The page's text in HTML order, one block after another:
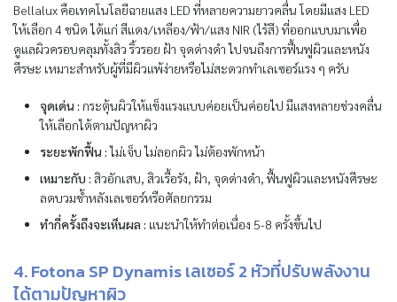
Bellalux คือเทคโนโลยีฉายแสง LED ที่หลายความยาวคลื่น โดยมีแสง LED
ให้เลือก 4 ชนิด ได้แก่ สีแดง/เหลือง/ฟ้า/แสง NIR (ไร้สี) ที่ออกแบบมาเพื่อ
ดูแลผิวครอบคลุมทั้งสิว ริ้วรอย ฝ้า จุดด่างดำ ไปจนถึงการฟื้นฟูผิวและหนัง
ศีรษะ เหมาะสำหรับผู้ที่มีผิวแพ้ง่ายหรือไม่สะดวกทำเลเซอร์แรง ๆ ครับ
จุดเด่น : กระตุ้นผิวให้แข็งแรงแบบค่อยเป็นค่อยไป มีแสงหลายช่วงคลื่น
ให้เลือกได้ตามปัญหาผิว
ระยะพักฟื้น :ไม่เจ็บ ไม่ลอกผิว ไม่ต้องพักหน้า
เหมาะกับ : สิวอักเสบ, สิวเรื้อรัง, ฝ้า, จุดด่างดำ, ฟื้นฟูผิวและหนังศีรษะ
ลดบวมช้ำหลังเลเซอร์หรือศัลยกรรม
ทำกี่ครั้งถึงจะเห็นผล : แนะนำให้ทำต่อเนื่อง 5-8 ครั้งขึ้นไป
4. Fotona SP Dynamis เลเซอร์ 2 หัวที่ปรับพลังงาน
ได้ตามปัญหาผิว